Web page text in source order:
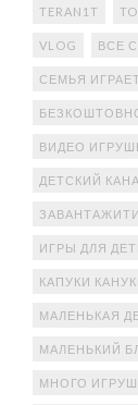
TERAN1T
VLOG ВСЕ
СЕМЬЯ
ВИДЕО
ДЕТСКИЙ
ЗАВАНТАЖИТИ
ИГРЫ ДЛЯ
КАПУКИ
МАЛЕНЬКАЯ
МАЛЕНЬКИЙ
МНОГО